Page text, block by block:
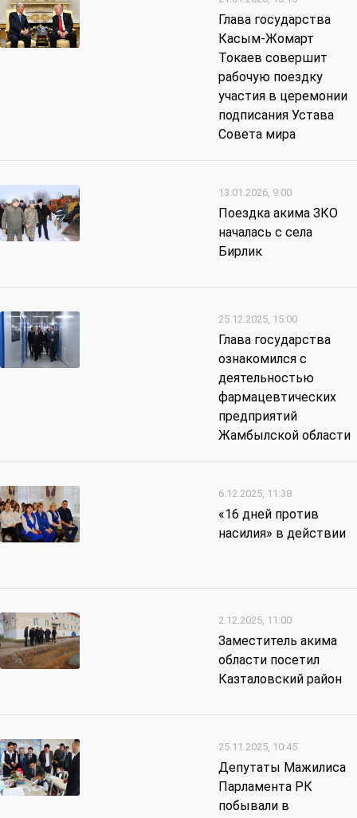
Глава государства
Касым-Жомарт
Токаев совершит
рабочую поездку
участия в церемонии
подписания Устава
Совета мира
13.01.2026, 9:00
Поездка акима ЗКО
началась с села
Бирлик
25.12.2025, 15:00
Глава государства
ознакомился с
деятельностью
фармацевтических
предприятий
Жамбылской области
6.12.2025, 11:38
«16 дней против
насилия» в действии
2.12.2025, 11:00
Заместитель акима
области посетил
Казталовский район
25.11.2025, 10:45
Депутаты Мажилиса
Парламента РК
побывали в